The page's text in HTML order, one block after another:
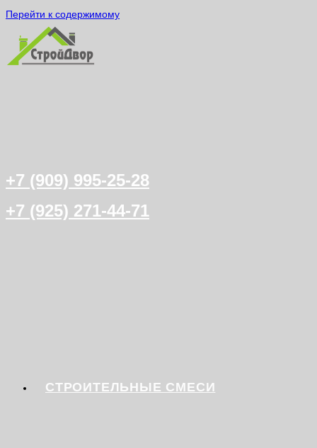
Перейти к содержимому
+7 (909) 995-25-28
+7 (925) 271-44-71
СТРОИТЕЛЬНЫЕ СМЕСИ